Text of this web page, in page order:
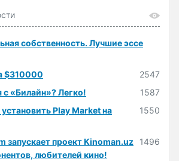
собственность. Лучшие эссе
$310000
2547
с «Билайн»? Легко!
1587
Play Market на
1550
запускает проект Kinoman.uz
любителей кино!
1496